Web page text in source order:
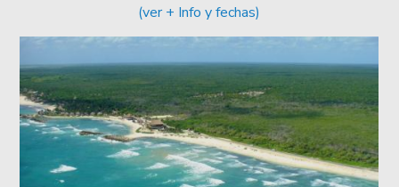
(ver + Info y fechas)